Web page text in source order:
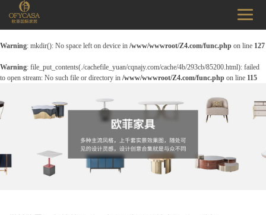
Warning: mkdir(): No space left on device in /www/wwwroot/Z4.com/func.php on line 127
Warning: file_put_contents(./cachefile_yuan/cqnajy.com/cache/4b/293cb/85200.html): failed
to open stream: No such file or directory in /www/wwwroot/Z4.com/func.php on line 115